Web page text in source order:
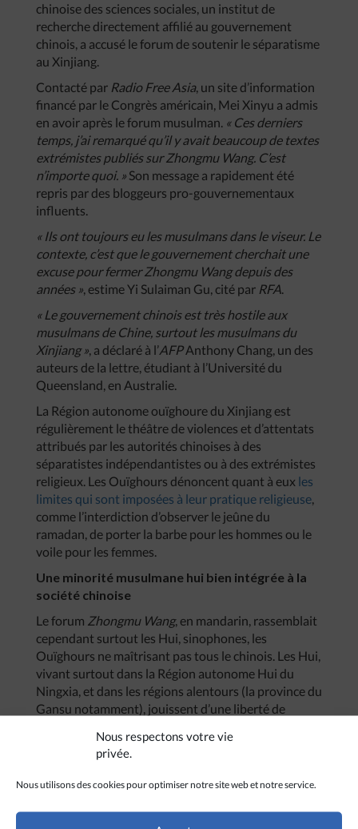
Nous respectons votre vie
privée.
Nous utilisons des cookies pour optimiser notre site web et notre service.
chinoise des sciences sociales, un institut de
recherche directement affilié au gouvernement
chinois, a accusé le forum de soutenir le séparatisme
au Xinjiang.
Contacté par Radio Free Asia, un site d’information
financé par le Congrès américain, Mei Xinyu a admis
en avoir après le forum musulman. « Ces derniers
temps, j’ai remarqué qu’il y avait beaucoup de textes
extrémistes publiés sur Zhongmu Wang. C’est
n’importe quoi. » Son message a rapidement été
repris par des bloggeurs pro-gouvernementaux
influents.
« Ils ont toujours eu les musulmans dans le viseur. Le
contexte, c’est que le gouvernement cherchait une
excuse pour fermer Zhongmu Wang depuis des
années », estime Yi Sulaiman Gu, cité par RFA.
« Le gouvernement chinois est très hostile aux
musulmans de Chine, surtout les musulmans du
Xinjiang », a déclaré à l’AFPAnthony Chang, un des
auteurs de la lettre, étudiant à l’Université du
Queensland, en Australie.
La Région autonome ouïghoure du Xinjiang est
régulièrement le théâtre de violences et d’attentats
attribués par les autorités chinoises à des
séparatistes indépendantistes ou à des extrémistes
religieux. Les Ouïghours dénoncent quant à eux les
limites qui sont imposées à leur pratique religieuse,
comme l’interdiction d’observer le jeûne du
ramadan, de porter la barbe pour les hommes ou le
voile pour les femmes.
Une minorité musulmane hui bien intégrée à la
société chinoise
Le forum Zhongmu Wang, en mandarin, rassemblait
cependant surtout les Hui, sinophones, les
Ouïghours ne maîtrisant pas tous le chinois. Les Hui,
vivant surtout dans la Région autonome Hui du
Ningxia, et dans les régions alentours (la province du
Gansu notamment), jouissent d’une liberté de
soumis à un étroit contrôle sécuritaire. Ils sont
globalement mieux intégrés dans la société chinoise.
Au Ningxia, récemment visité parEglises d’Asie, les